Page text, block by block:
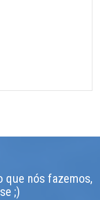
que nós fazemos,
;)